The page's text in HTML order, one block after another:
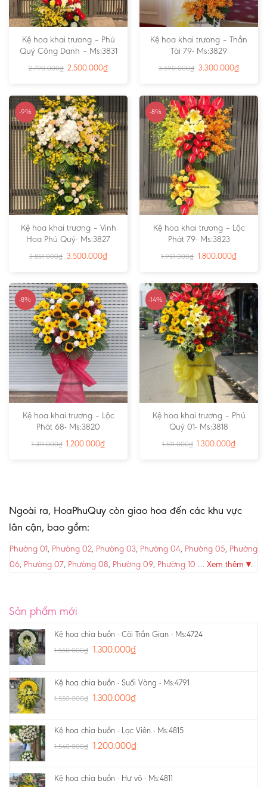
Kệ hoa khai trương – Phú
Quý Công Danh – Ms:3831
2.790.000₫ 2.500.000₫
Kệ hoa khai trương – Thần
Tài 79- Ms:3829
3.590.000₫ 3.300.000₫
-9%
Kệ hoa khai trương – Vinh
Hoa Phú Quý- Ms:3827
3.851.000₫ 3.500.000₫
-8%
Kệ hoa khai trương – Lộc
Phát 79- Ms:3823
1.951.000₫ 1.800.000₫
-8%
Kệ hoa khai trương – Lộc
Phát 68- Ms:3820
1.311.000₫ 1.200.000₫
-14%
Kệ hoa khai trương – Phú
Quý 01- Ms:3818
1.511.000₫ 1.300.000₫
Ngoài ra, HoaPhuQuy còn giao hoa đến các khu vực
lân cận, bao gồm:
Phường 01, Phường 02, Phường 03, Phường 04, Phường 05, Phường
06, Phường 07, Phường 08, Phường 09, Phường 10 … Xem thêm ▾.
Sản phẩm mới
Kệ hoa chia buồn - Cõi Trần Gian - Ms:4724
1.550.000₫ 1.300.000₫
Kệ hoa chia buồn - Suối Vàng - Ms:4791
1.550.000₫ 1.300.000₫
Kệ hoa chia buồn - Lạc Viên - Ms:4815
1.540.000₫ 1.200.000₫
Kệ hoa chia buồn - Hư vô - Ms:4811